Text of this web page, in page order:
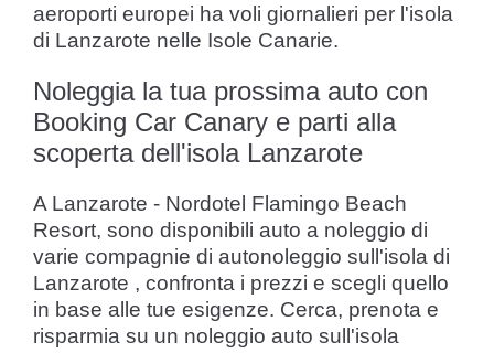
aeroporti europei ha voli giornalieri per l'isola
di Lanzarote nelle Isole Canarie.
Noleggia la tua prossima auto con
Booking Car Canary e parti alla
scoperta dell'isola Lanzarote
A Lanzarote - Nordotel Flamingo Beach
Resort, sono disponibili auto a noleggio di
varie compagnie di autonoleggio sull'isola di
Lanzarote , confronta i prezzi e scegli quello
in base alle tue esigenze. Cerca, prenota e
risparmia su un noleggio auto sull'isola